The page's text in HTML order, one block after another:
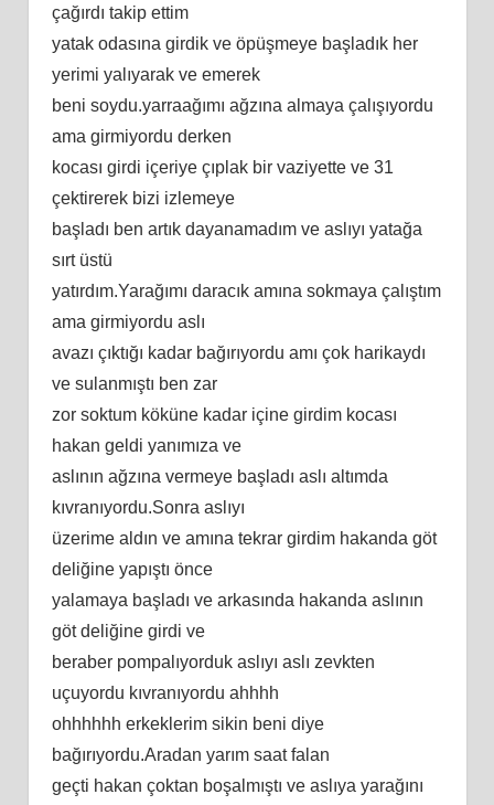
çağırdı takip ettim
yatak odasına girdik ve öpüşmeye başladık her
yerimi yalıyarak ve emerek
beni soydu.yarraağımı ağzına almaya çalışıyordu
ama girmiyordu derken
kocası girdi içeriye çıplak bir vaziyette ve 31
çektirerek bizi izlemeye
başladı ben artık dayanamadım ve aslıyı yatağa
sırt üstü
yatırdım.Yarağımı daracık amına sokmaya çalıştım
ama girmiyordu aslı
avazı çıktığı kadar bağırıyordu amı çok harikaydı
ve sulanmıştı ben zar
zor soktum köküne kadar içine girdim kocası
hakan geldi yanımıza ve
aslının ağzına vermeye başladı aslı altımda
kıvranıyordu.Sonra aslıyı
üzerime aldın ve amına tekrar girdim hakanda göt
deliğine yapıştı önce
yalamaya başladı ve arkasında hakanda aslının
göt deliğine girdi ve
beraber pompalıyorduk aslıyı aslı zevkten
uçuyordu kıvranıyordu ahhhh
ohhhhhh erkeklerim sikin beni diye
bağırıyordu.Aradan yarım saat falan
geçti hakan çoktan boşalmıştı ve aslıya yarağını